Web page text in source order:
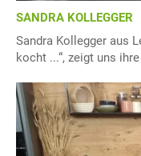
SANDRA KOLLEGGER
Sandra Kollegger aus
kocht ...“, zeigt uns